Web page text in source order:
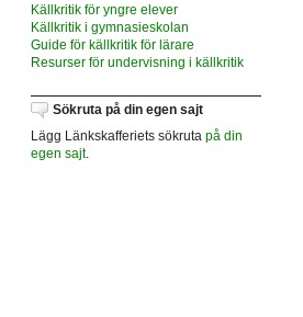
Källkritik för yngre elever
Källkritik i gymnasieskolan
Guide för källkritik för lärare
Resurser för undervisning i källkritik
Sökruta på din egen sajt
Lägg Länkskafferiets sökruta på din
egen sajt.